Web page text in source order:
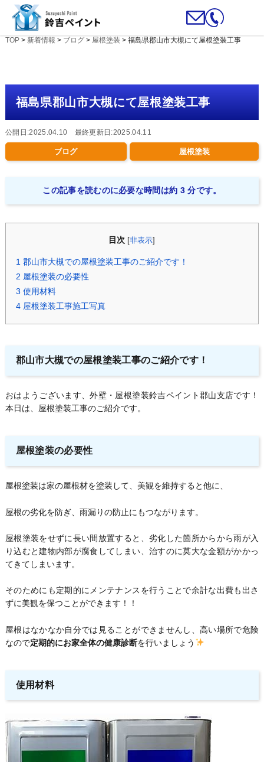
TOP> 新着情報 > ブログ> 屋根塗装 > 福島県郡山市大槻にて屋根塗装工事
福島県郡山市大槻にて屋根塗装工事
公開日:2025.04.10 最終更新日:2025.04.11
ブログ 屋根塗装
この記事を読むのに必要な時間は約 3 分です。
目次 [非表示
1 郡山市大槻での屋根塗装工事のご紹介です！
2 屋根塗装の必要性
3 使用材料
4屋根塗装工事施工写真
郡山市大槻での屋根塗装工事のご紹介です！
おはようございます、外壁・屋根塗装鈴吉ペイント郡山支店です！
本日は、屋根塗装工事のご紹介です。
屋根塗装の必要性
屋根塗装は家の屋根材を塗装して、美観を維持すると他に、
屋根の劣化を防ぎ、雨漏りの防止にもつながります。
屋根塗装をせずに長い間放置すると、劣化した箇所からから雨が入
り込むと建物内部が腐食してしまい、治すのに莫大な金額がかかっ
てきてしまいます。
そのためにも定期的にメンテナンスを行うことで余計な出費も出さ
ずに美観を保つことができます！！
屋根はなかなか自分では見ることができませんし、高い場所で危険
なので定期的にお家全体の健康診断を行いましょう
使用材料